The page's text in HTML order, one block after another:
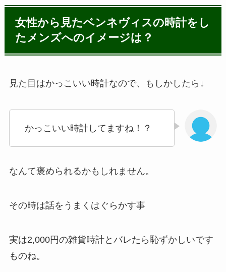
女性から見たベンネヴィスの時計をし
たメンズへのイメージは？
見た目はかっこいい時計なので、もしかしたら↓
かっこいい時計してますね！？
なんて褒められるかもしれません。
その時は話をうまくはぐらかす事
実は2,000円の雑貨時計とバレたら恥ずかしいです
ものね。